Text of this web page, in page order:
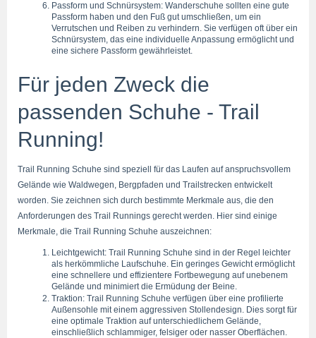
Passform und Schnürsystem: Wanderschuhe sollten eine gute
Passform haben und den Fuß gut umschließen, um ein
Verrutschen und Reiben zu verhindern. Sie verfügen oft über ein
Schnürsystem, das eine individuelle Anpassung ermöglicht und
eine sichere Passform gewährleistet.
Für jeden Zweck die
passenden Schuhe - Trail
Running!
Trail Running Schuhe sind speziell für das Laufen auf anspruchsvollem
Gelände wie Waldwegen, Bergpfaden und Trailstrecken entwickelt
worden. Sie zeichnen sich durch bestimmte Merkmale aus, die den
Anforderungen des Trail Runnings gerecht werden. Hier sind einige
Merkmale, die Trail Running Schuhe auszeichnen:
Leichtgewicht: Trail Running Schuhe sind in der Regel leichter
als herkömmliche Laufschuhe. Ein geringes Gewicht ermöglicht
eine schnellere und effizientere Fortbewegung auf unebenem
Gelände und minimiert die Ermüdung der Beine.
Traktion: Trail Running Schuhe verfügen über eine profilierte
Außensohle mit einem aggressiven Stollendesign. Dies sorgt für
eine optimale Traktion auf unterschiedlichem Gelände,
einschließlich schlammiger, felsiger oder nasser Oberflächen.